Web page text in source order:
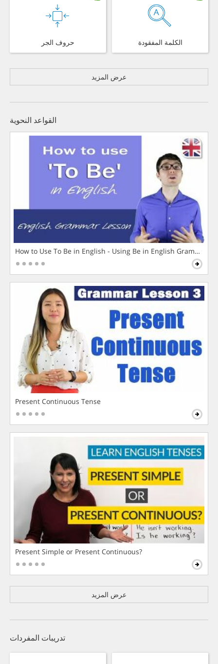
حروف الجر الكلمة المفقودة
عرض المزيد
القواعد النحوية
How to Use To Be in English - Using Be in English Grammar
Present Continuous Tense
Present Simple or Present Continuous?
عرض المزيد
تدريبات المفردات